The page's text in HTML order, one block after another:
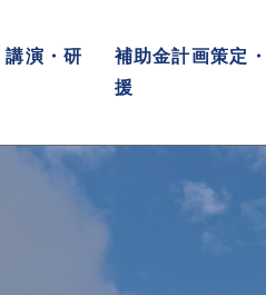
講演・研
補助金計画策定
援